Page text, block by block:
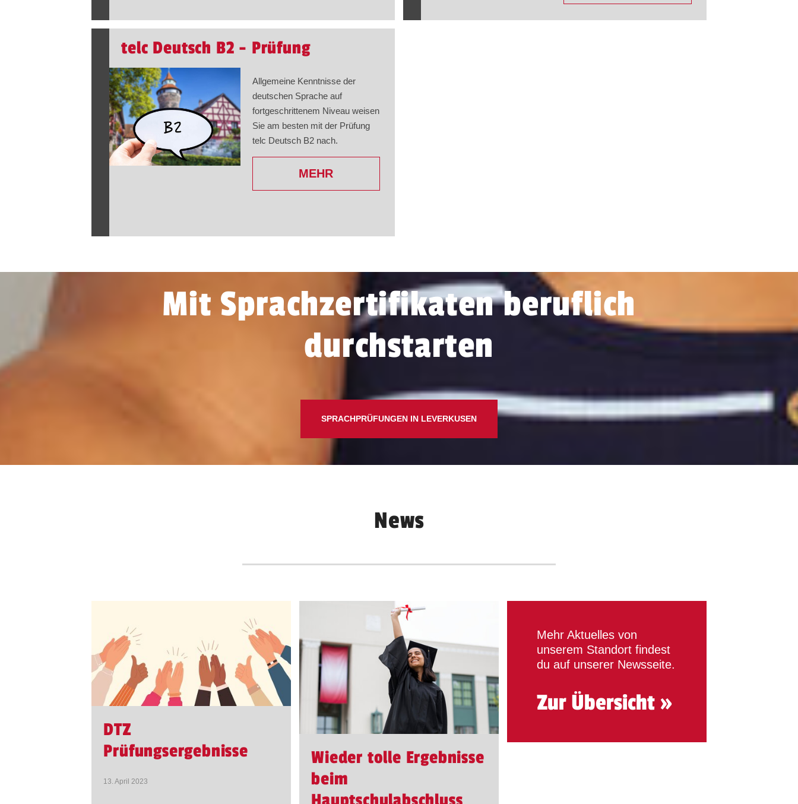
telc Deutsch B2 - Prüfung
Allgemeine Kenntnisse der
deutschen Sprache auf
fortgeschrittenem Niveau weisen
Sie am besten mit der Prüfung
telc Deutsch B2 nach.
MEHR
Mit Sprachzertifikaten beruflich
durchstarten
SPRACHPRÜFUNGEN IN LEVERKUSEN
News
DTZ
Prüfungsergebnisse
13. April 2023
Wieder tolle Ergebnisse
beim
Mehr Aktuelles von
unserem Standort findest
du auf unserer Newsseite.
Zur Übersicht »